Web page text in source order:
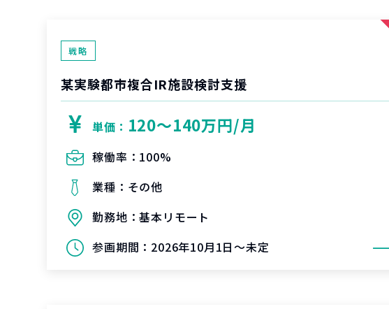
戦略
某実験都市複合IR施設検討支援
単価： 120〜140万円/月
稼働率： 100%
業種： その他
勤務地：基本リモート
参画期間： 2026年10月1日～未定